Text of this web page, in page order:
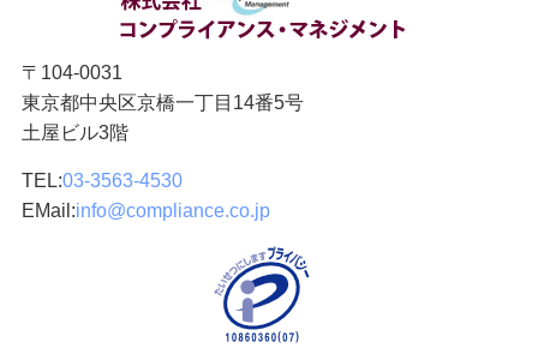
〒104-0031
東京都中央区京橋一丁目14番5号
土屋ビル3階
TEL:03-3563-4530
EMail:info@compliance.co.jp